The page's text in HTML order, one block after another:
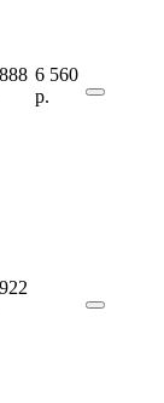
6 560
р.